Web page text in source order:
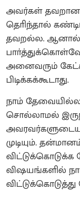
அவர்கள் தவறான
தொிந்தால்
தவறல்ல.
அனைவரும்
பிடிக்கக்கூடாது.
நாம்
சொல்லாமல்
முடியும்.
விஷயங்களில்